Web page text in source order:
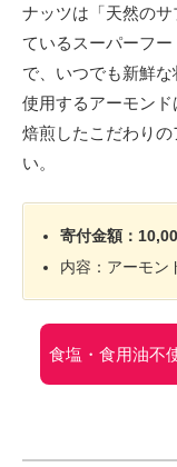
ナッツは「天然の
ているスーパーフ
で、いつでも新鮮な
使用するアーモン
焙煎したこだわり
い。
寄付金額：
内容：アーモン
食塩・食用油不